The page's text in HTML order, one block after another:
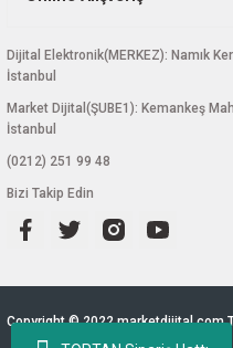
Dijital Elektronik(MERKEZ): Namık
İstanbul
Market Dijital(ŞUBE1): Kemankeş
İstanbul
(0212) 251 99 48
Bizi Takip Edin
Copyright © 2022 marketdijital.com